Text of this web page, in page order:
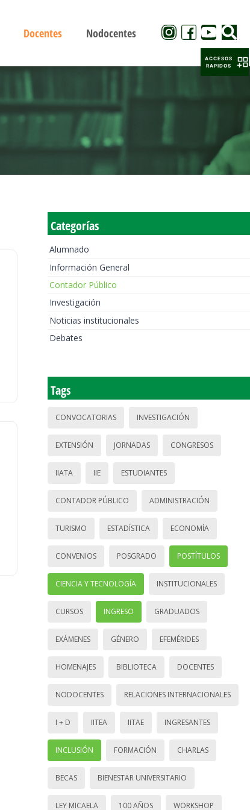
Docentes Nodocentes
Categorías
Alumnado
Información General
Contador Público
Investigación
Noticias institucionales
Debates
Tags
CONVOCATORIAS INVESTIGACIÓN
EXTENSIÓN JORNADAS CONGRESOS
IIATA IIE ESTUDIANTES
CONTADOR PÚBLICO ADMINISTRACIÓN
TURISMO ESTADÍSTICA ECONOMÍA
CONVENIOS POSGRADO POSTÍTULOS
CIENCIA Y TECNOLOGÍA INSTITUCIONALES
CURSOS INGRESO GRADUADOS
EXÁMENES GÉNERO EFEMÉRIDES
HOMENAJES BIBLIOTECA DOCENTES
NODOCENTES RELACIONES INTERNACIONALES
I + D IITEA IITAE INGRESANTES
INCLUSIÓN FORMACIÓN CHARLAS
BECAS BIENESTAR UNIVERSITARIO
LEY MICAELA 100 AÑOS WORKSHOP
ACCESOS
RAPIDOS